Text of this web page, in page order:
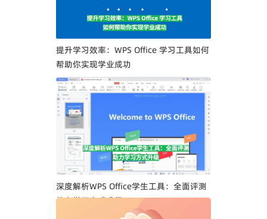
提升学习效率：WPS Office 学习工具如何
帮助你实现学业成功
深度解析WPS Office学生工具：全面评测
助力学习方式升级